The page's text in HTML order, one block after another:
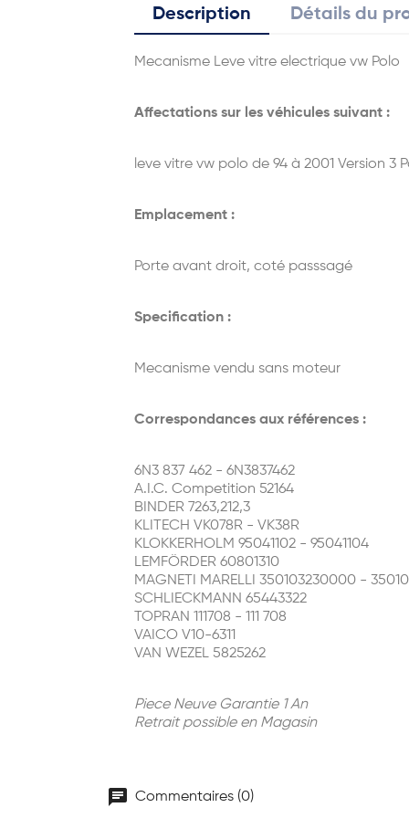
Description Détails du
Mecanisme Leve vitre electrique vw Polo
Affectations sur les véhicules suivant :
leve vitre vw polo de 94 à 2001 Version 3
Emplacement :
Porte avant droit, coté passsagé
Specification :
Mecanisme vendu sans moteur
Correspondances aux références :
6N3 837 462 - 6N3837462
A.I.C. Competition 52164
BINDER 7263,212,3
KLITECH VK078R - VK38R
KLOKKERHOLM 95041102 - 95041104
LEMFÖRDER 60801310
MAGNETI MARELLI 350103230000 -
SCHLIECKMANN 65443322
TOPRAN 111708 - 111 708
VAICO V10-6311
VAN WEZEL 5825262
Piece Neuve Garantie 1 An
Retrait possible en Magasin
chat Commentaires (0)